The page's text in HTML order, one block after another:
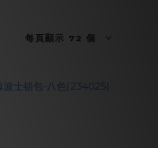
每頁顯示 72 個